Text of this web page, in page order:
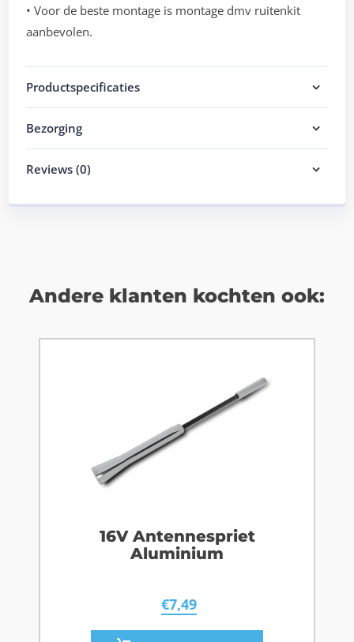
• Voor de beste montage is montage dmv ruitenkit
aanbevolen.
Productspecificaties
Bezorging
Reviews (0)
Andere klanten kochten ook:
16V Antennespriet
Aluminium
€7,49